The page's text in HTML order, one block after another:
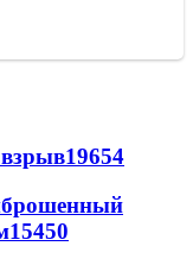
19654
15450